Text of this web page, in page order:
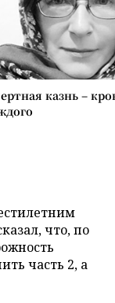
казнь –
что, по
часть 2, а